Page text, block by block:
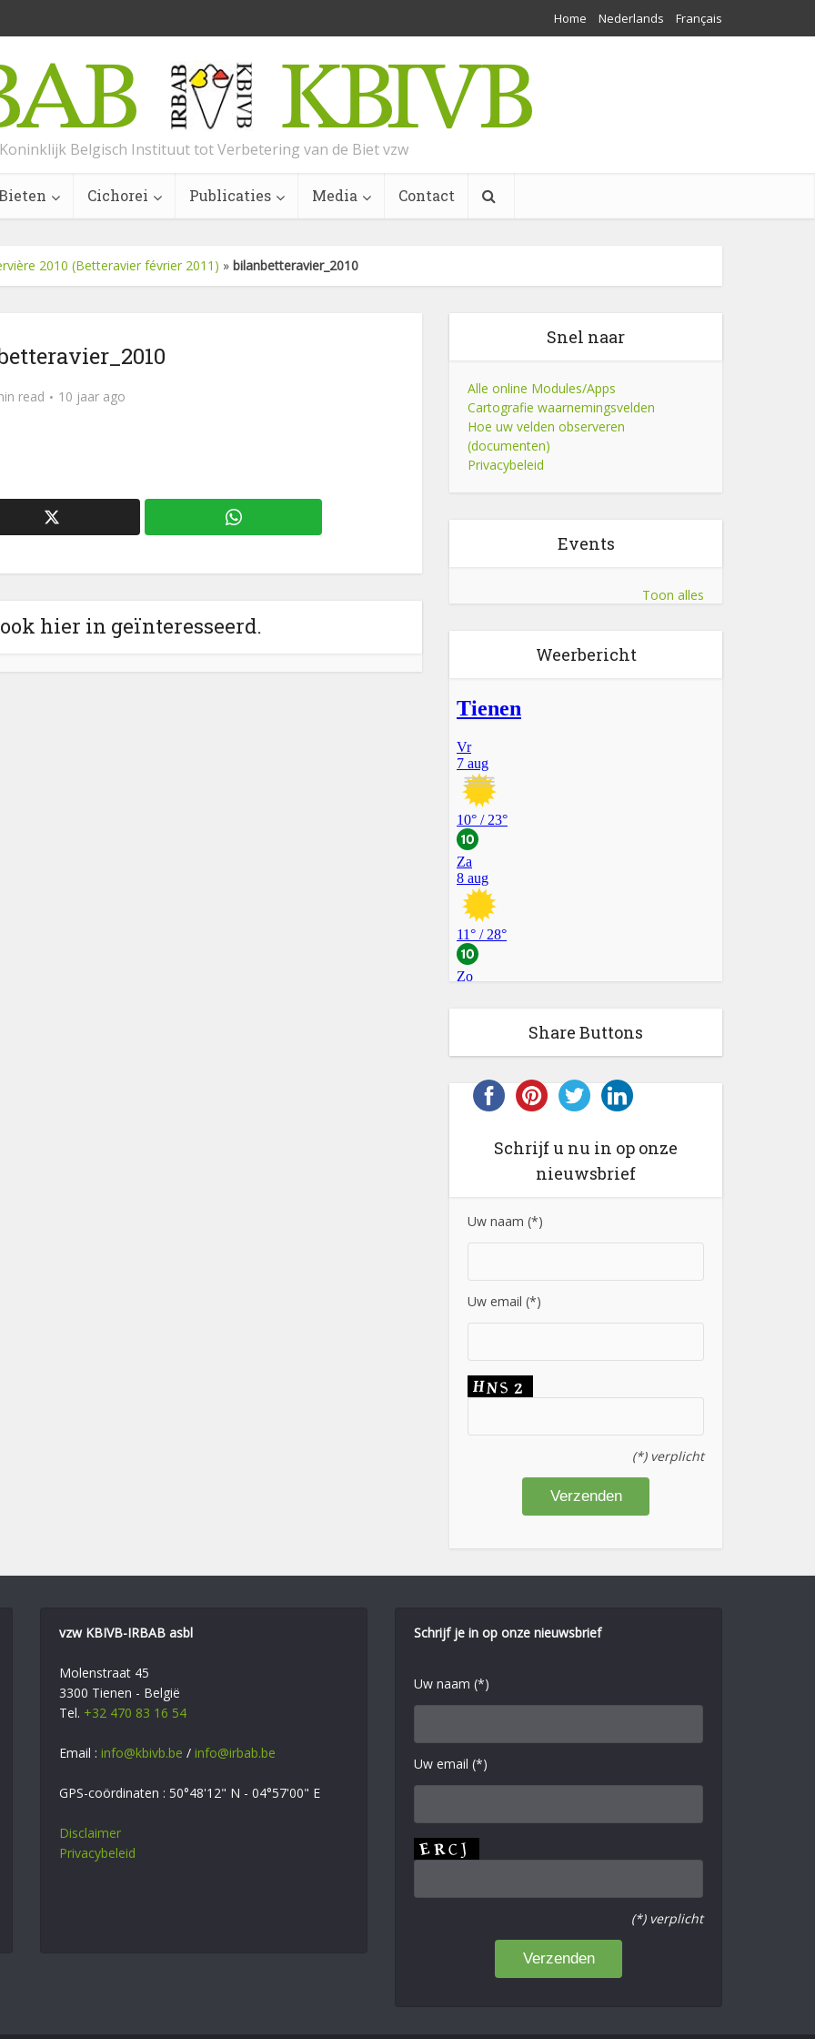
Home Nederlands Français
Koninklijk Belgisch Instituut tot Verbetering van de Biet vzw
Cichorei Publicaties Media Contact
2010 (Betteravier février 2011) » bilanbetteravier_2010
read 10 jaar ago
hier in geïnteresseerd.
Snel naar
Alle online Modules/Apps
Cartografie waarnemingsvelden
Hoe uw velden observeren
(documenten)
Privacybeleid
Events
Toon alles
Weerbericht
Share Buttons
Schrijf u nu in op onze
nieuwsbrief
Uw naam (*)
Uw email (*)
(*) verplicht
vzw KBIVB-IRBAB asbl
Molenstraat 45
3300 Tienen - België
Tel. +32 470 83 16 54
Email : info@kbivb.be / info@irbab.be
GPS-coördinaten : 50°48'12" N - 04°57'00" E
Disclaimer
Privacybeleid
Schrijf je in op onze nieuwsbrief
Uw naam (*)
Uw email (*)
(*) verplicht